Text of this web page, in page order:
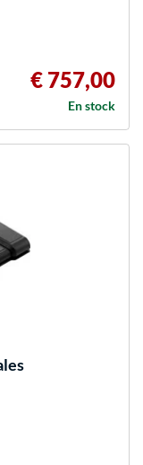
€ 757,00
En stock